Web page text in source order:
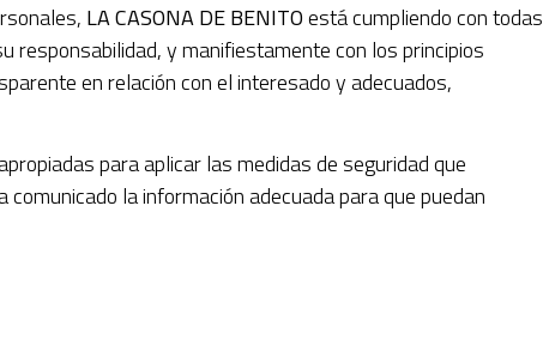
LA CASONA DE BENITOestá cumpliendo con todas
responsabilidad, y manifiestamente con los principios
en relación con el interesado y adecuados,
para aplicar las medidas de seguridad que
la información adecuada para que puedan